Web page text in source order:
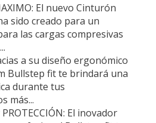
El nuevo Cinturón
sido creado para un
las cargas compresivas
a su diseño ergonómico
Bullstep fit te brindará una
durante tus
más...
PROTECCIÓN: El inovador